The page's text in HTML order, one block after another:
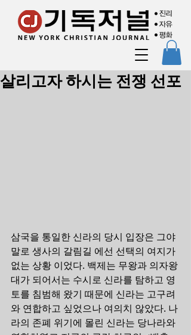
살리고자 하시는 전쟁 선포
삼국을 통일한 신라의 당시 입장은 그야
말로 생사의 갈림길 에선 선택의 여지가
없는 상황 이었다. 백제는 무왕과 의자왕
대가 되어서는 수시로 신라를 탐하고 영
토를 침범해 왔기 때문에 신라는 고구려
와 연합하고 싶었으나 여의치 않았다. 나
라의 존폐 위기에 몰린 신라는 당나라와